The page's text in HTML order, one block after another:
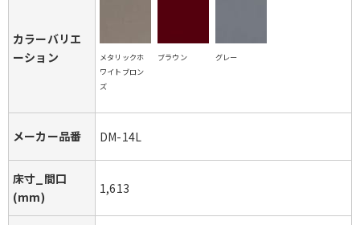
カラーバリエ
ーション
メタリックホ
ワイトブロン
ズ
ブラウン グレー
メーカー品番 DM-14L
床寸_間口
(mm)
1,613